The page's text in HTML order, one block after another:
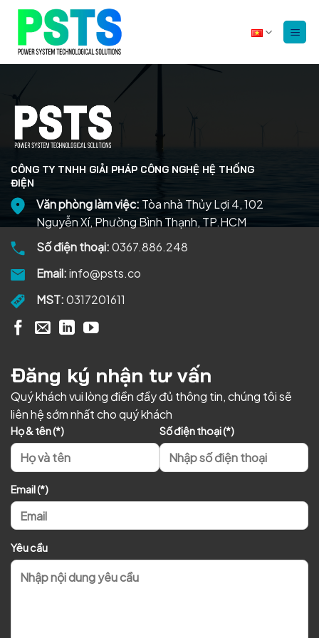
dung
CÔNG TY TNHH GIẢI PHÁP CÔNG NGHỆ HỆ THỐNG
ĐIỆN
Văn phòng làm việc: Tòa nhà Thủy Lợi 4, 102
Nguyễn Xí, Phường Bình Thạnh, TP.HCM
Số điện thoại:0367.886.248
Email:info@psts.co
MST:0317201611
Đăng ký nhận tư vấn
Quý khách vui lòng điền đầy đủ thông tin, chúng tôi sẽ
liên hệ sớm nhất cho quý khách
Họ & tên (*) Số điện thoại (*)
Email (*)
Yêu cầu